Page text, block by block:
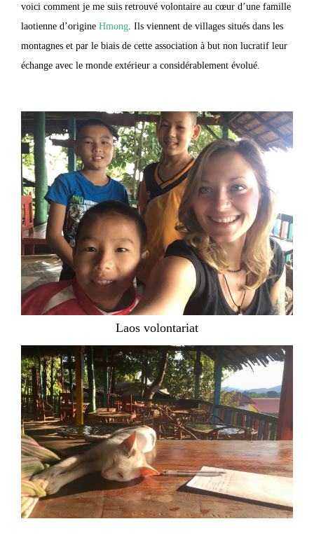
voici comment je me suis retrouvé volontaire au cœur d’une famille
laotienne d’origine Hmong . Ils viennent de villages situés dans les
montagnes et par le biais de cette association à but non lucratif leur
échange avec le monde extérieur a considérablement évolué.
Laos volontariat